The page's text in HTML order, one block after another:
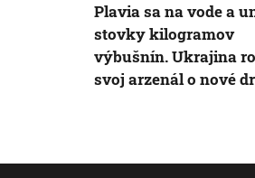
Plavia sa na vode a
stovky kilogramov
výbušnín. Ukrajina
svoj arzenál o nové